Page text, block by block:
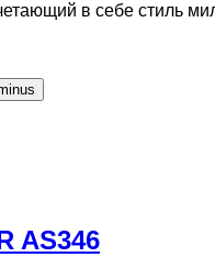
в себе стиль
AS346